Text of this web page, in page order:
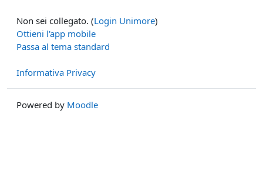
Non sei collegato. (Login Unimore)
Ottieni l'app mobile
Passa al tema standard
Informativa Privacy
Powered by Moodle